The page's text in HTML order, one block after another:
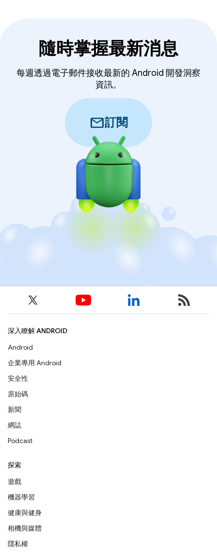
隨時掌握最新消息
每週透過電子郵件接收最新的 Android 開發洞察
資訊。
mail訂閱
深入瞭解 ANDROID
Android
企業專用 Android
安全性
原始碼
新聞
網誌
Podcast
探索
遊戲
機器學習
健康與健身
相機與媒體
隱私權